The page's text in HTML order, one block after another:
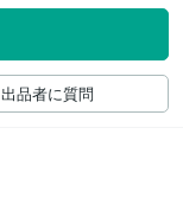
出品者に質問